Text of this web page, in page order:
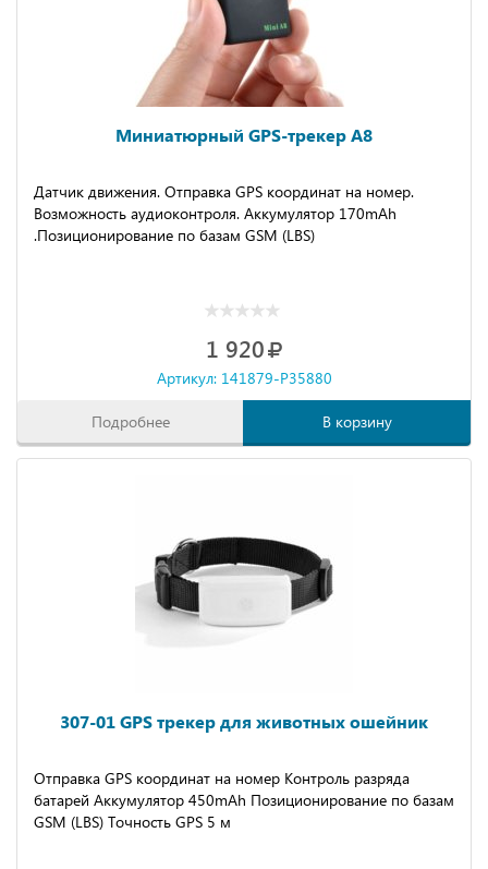
Миниатюрный GPS-трекер A8
Датчик движения. Отправка GPS координат на номер.
Возможность аудиоконтроля. Аккумулятор 170mAh
.Позиционирование по базам GSM (LBS)
1 920
Артикул: 141879-P35880
Подробнее В корзину
307-01 GPS трекер для животных ошейник
Отправка GPS координат на номер Контроль разряда
батарей Аккумулятор 450mAh Позиционирование по базам
GSM (LBS) Точность GPS 5 м